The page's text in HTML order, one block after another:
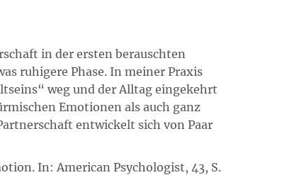
in der ersten berauschten
ruhigere Phase. In meiner Praxis
weg und der Alltag eingekehrt
Emotionen als auch ganz
entwickelt sich von Paar
In: American Psychologist, 43, S.